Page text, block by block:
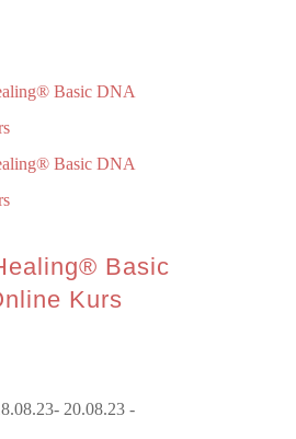
Basic
Kurs
20.08.23 -